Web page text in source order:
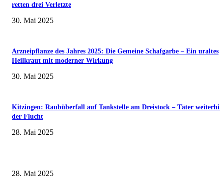
retten drei Verletzte
30. Mai 2025
Arzneipflanze des Jahres 2025: Die Gemeine Schafgarbe – Ein uraltes
Heilkraut mit moderner Wirkung
30. Mai 2025
Kitzingen: Raubüberfall auf Tankstelle am Dreistock – Täter
der Flucht
28. Mai 2025
28. Mai 2025